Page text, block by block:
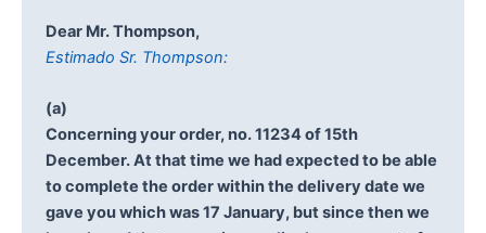
Dear Mr. Thompson,
Estimado Sr. Thompson:
(a)
Concerning your order, no. 11234 of 15th
December. At that time we had expected to be able
to complete the order within the delivery date we
gave you which was 17 January, but since then we